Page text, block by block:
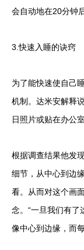
会自动地在20分钟
3.快速入睡的诀窍
为了能快速使自己
机制。达米安解释
日照片或贴在办公
根据调查结果他发
细节，从中心到边
看。从而对这个画
念。“一旦我们有了
像中心到边缘，而